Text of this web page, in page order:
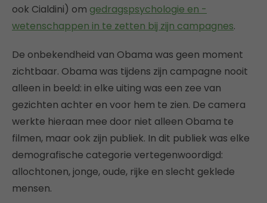
ook Cialdini) om gedragspsychologie en -
wetenschappen in te zetten bij zijn campagnes.
De onbekendheid van Obama was geen moment
zichtbaar. Obama was tijdens zijn campagne nooit
alleen in beeld: in elke uiting was een zee van
gezichten achter en voor hem te zien. De camera
werkte hieraan mee door niet alleen Obama te
filmen, maar ook zijn publiek. In dit publiek was elke
demografische categorie vertegenwoordigd:
allochtonen, jonge, oude, rijke en slecht geklede
mensen.